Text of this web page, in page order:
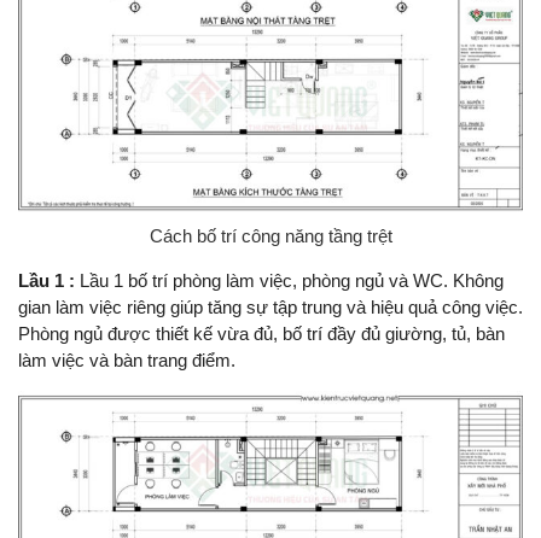
Cách bố trí công năng tầng trệt
Lầu 1 : Lầu 1 bố trí phòng làm việc, phòng ngủ và WC. Không
gian làm việc riêng giúp tăng sự tập trung và hiệu quả công việc.
Phòng ngủ được thiết kế vừa đủ, bố trí đầy đủ giường, tủ, bàn
làm việc và bàn trang điểm.